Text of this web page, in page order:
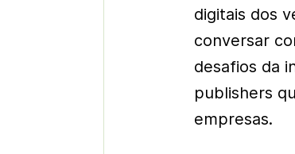
digitais dos
conversar
desafios da
publishers
empresas.